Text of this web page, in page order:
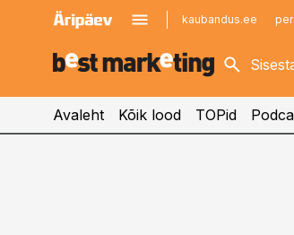
kaubandus.ee
kinnisvarauudised.ee
logistikauudised.ee
Avaleht Kõik lood TOPid